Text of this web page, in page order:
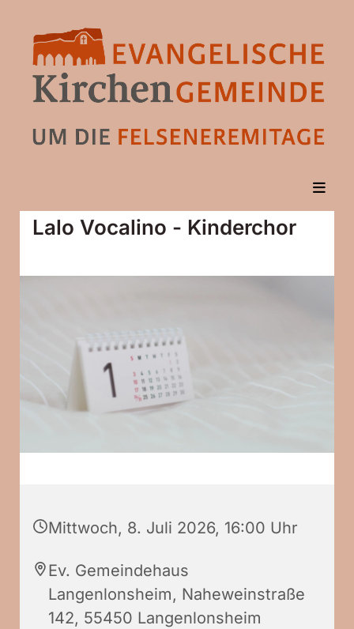
Lalo Vocalino - Kinderchor
Mittwoch, 8. Juli 2026, 16:00 Uhr
Ev. Gemeindehaus
Langenlonsheim, Naheweinstraße
142, 55450 Langenlonsheim